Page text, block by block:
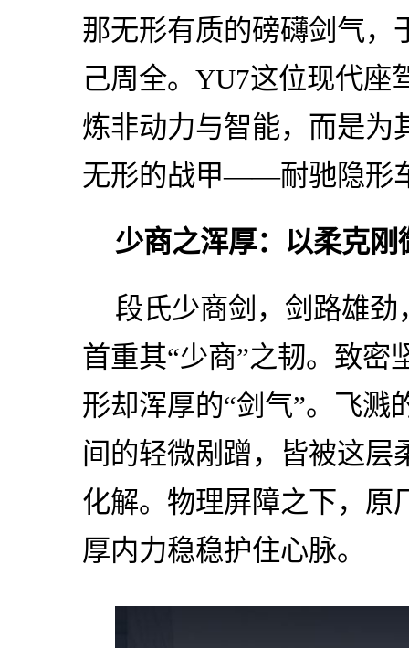
那无形有质的磅礴剑气，
己周全。YU7这位现代座
炼非动力与智能，而是为
无形的战甲——耐驰隐形
少商之浑厚：以柔克刚
段氏少商剑，剑路雄
首重其“少商”之韧。致密
形却浑厚的“剑气”。飞溅
间的轻微剐蹭，皆被这层
化解。物理屏障之下，原
厚内力稳稳护住心脉。